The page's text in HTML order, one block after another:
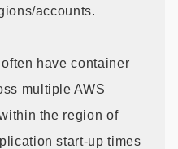
accounts.
have container
multiple AWS
the region of
start-up times